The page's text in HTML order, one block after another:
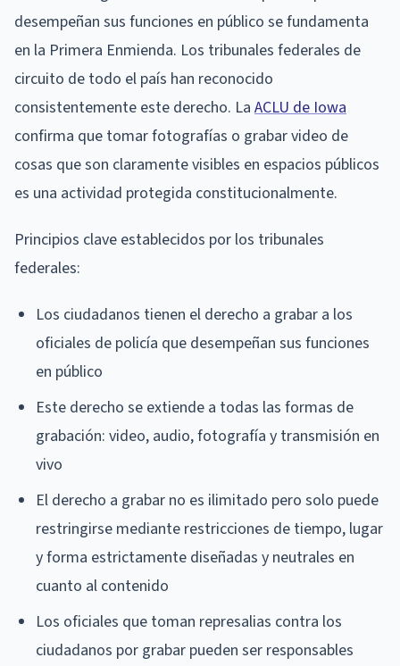
desempeñan sus funciones en público se fundamenta
en la Primera Enmienda. Los tribunales federales de
circuito de todo el país han reconocido
consistentemente este derecho. La ACLU de Iowa
confirma que tomar fotografías o grabar video de
cosas que son claramente visibles en espacios públicos
es una actividad protegida constitucionalmente.
Principios clave establecidos por los tribunales
federales:
Los ciudadanos tienen el derecho a grabar a los
oficiales de policía que desempeñan sus funciones
en público
Este derecho se extiende a todas las formas de
grabación: video, audio, fotografía y transmisión en
vivo
El derecho a grabar no es ilimitado pero solo puede
restringirse mediante restricciones de tiempo, lugar
y forma estrictamente diseñadas y neutrales en
cuanto al contenido
Los oficiales que toman represalias contra los
ciudadanos por grabar pueden ser responsables